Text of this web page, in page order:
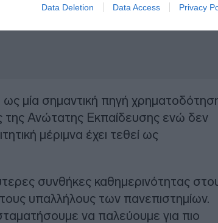
Data Deletion Data Access Privacy
μία σημαντική πηγή
της Ανώτατης Εκπαίδευσης ενώ δεν
μέριμνα έχει τεθεί ως
συνθήκες καθημερινότητας
υπαλλήλους των πανεπιστημίων.
να παλεύουμε για πιο